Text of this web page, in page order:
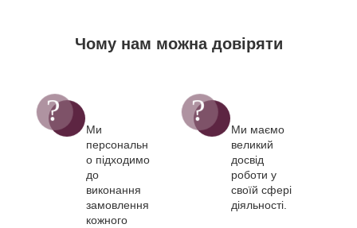
Чому нам можна довіряти
Ми
персональн
о підходимо
до
виконання
замовлення
кожного
Ми маємо
великий
досвід
роботи у
своїй сфері
діяльності.